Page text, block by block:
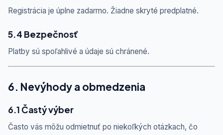
Registrácia je úplne zadarmo. Žiadne skryté predplatné.
5.4 Bezpečnosť
Platby sú spoľahlivé a údaje sú chránené.
6. Nevýhody a obmedzenia
6.1 Častý výber
Často vás môžu odmietnuť po niekoľkých otázkach, čo